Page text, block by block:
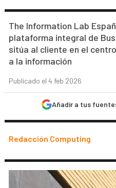
The Information Lab
plataforma integral de
sitúa al cliente en el
a la información
Publicado el 4 feb 2026
Añadir a tus
Redacción Computing